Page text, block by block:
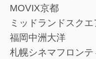
MOVIX京都
ミッドランドスク
福岡中洲大洋
札幌シネマフロンテ